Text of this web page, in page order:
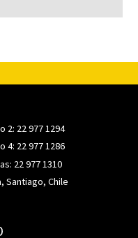
2: 22 977 1294
4: 22 977 1286
22 977 1310
Santiago, Chile